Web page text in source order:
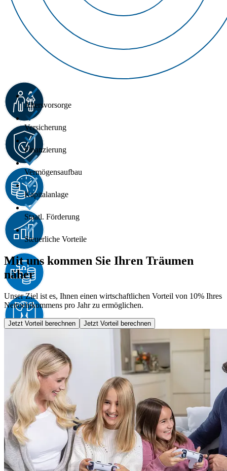
Altersvorsorge
Versicherung
Finanzierung
Vermögensaufbau
Kapitalanlage
Staatl. Förderung
Steuerliche Vorteile
Mit uns kommen Sie Ihren Träumen
näher
Unser Ziel ist es, Ihnen einen wirtschaftlichen Vorteil von 10% Ihres
Nettoeinkommens pro Jahr zu ermöglichen.
Jetzt Vorteil berechnen Jetzt Vorteil berechnen